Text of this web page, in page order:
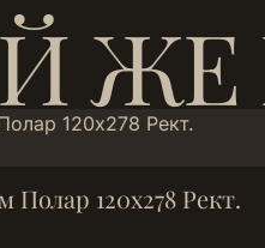
ЖЕ
Полар 120х278 Рект.